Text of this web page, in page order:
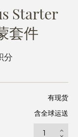
Starter
套件
分
有现货
含全球运送